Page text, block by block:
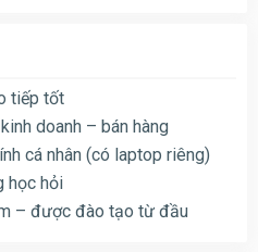
tiếp tốt
doanh – bán hàng
cá nhân (có laptop riêng)
học hỏi
– được đào tạo từ đầu